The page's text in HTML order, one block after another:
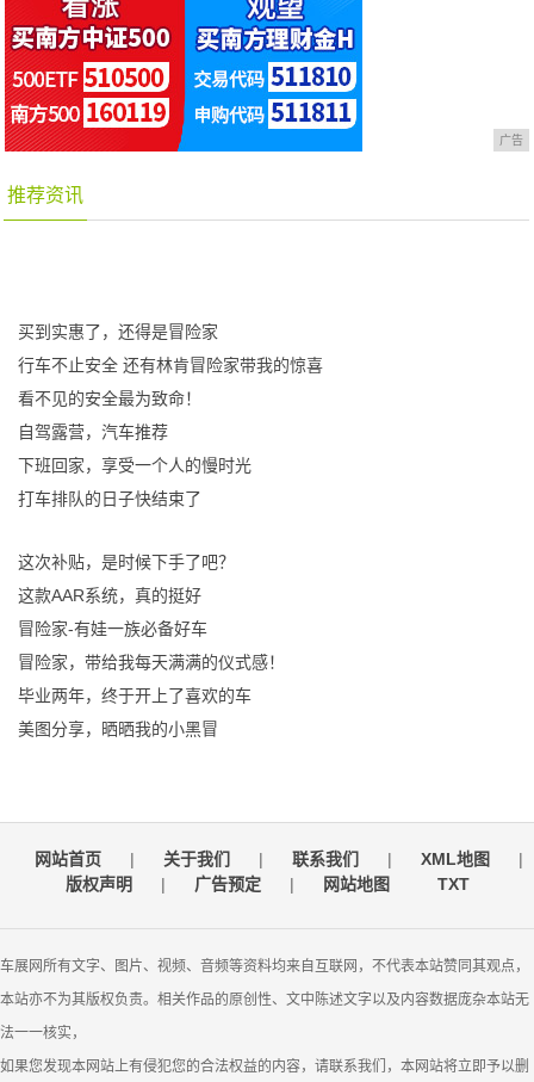
广告
推荐资讯
买到实惠了，还得是冒险家
行车不止安全 还有林肯冒险家带我的惊喜
看不见的安全最为致命！
自驾露营，汽车推荐
下班回家，享受一个人的慢时光
打车排队的日子快结束了
这次补贴，是时候下手了吧？
这款AAR系统，真的挺好
冒险家-有娃一族必备好车
冒险家，带给我每天满满的仪式感！
毕业两年，终于开上了喜欢的车
美图分享，晒晒我的小黑冒
网站首页 | 关于我们 | 联系我们 | XML地图
|
版权声明
| 广告预定 | 网站地图 TXT
车展网所有文字、图片、视频、音频等资料均来自互联网，不代表本站赞同其观点，
本站亦不为其版权负责。相关作品的原创性、文中陈述文字以及内容数据庞杂本站无
法一一核实，
如果您发现本网站上有侵犯您的合法权益的内容，请联系我们，本网站将立即予以删